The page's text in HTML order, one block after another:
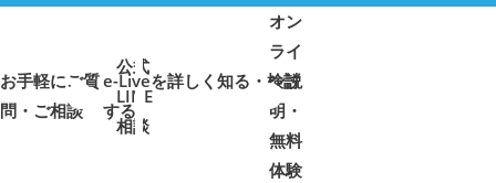
公式
LINE
相談
お手軽にご質
問・ご相談➜ ➜
オン
ライ
ン説
明・
無料
体験
e-Liveを詳しく知る・検討
する
➜➜